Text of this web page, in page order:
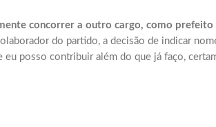
concorrer a outro cargo, como prefeito
do partido, a decisão de indicar
eu posso contribuir além do que já faço,